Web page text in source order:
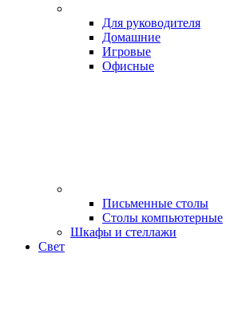
Для руководителя
Домашние
Игровые
Офисные
Письменные столы
Столы компьютерные
Шкафы и стеллажи
Свет